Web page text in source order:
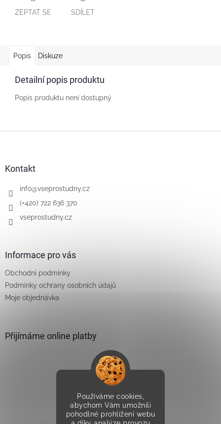
Používáme cookies,
abychom Vám umožnili
pohodlné prohlížení webu
ZEPTAT SE SDÍLET
Popis Diskuze
Detailní popis produktu
Popis produktu není dostupný
Kontakt
info@vseprostudny.cz
(+420) 722 636 370
vseprostudny.cz
Informace pro vás
Obchodní podmínky
Podmínky ochrany osobních údajů
Moje objednávka
Přijímáme online platby
Vytvořilo Studio Avocado